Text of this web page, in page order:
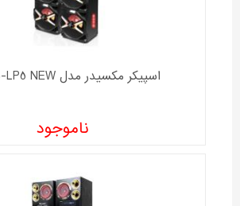
اسپیکر مکسیدر مدل AL 325-LP5 NEW
ناموجود